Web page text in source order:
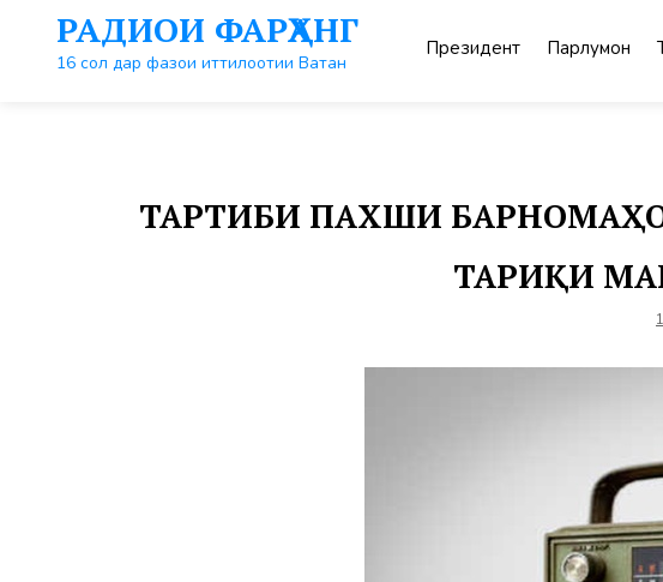
контенту
РАДИОИ ФАРҲАНГ
16 сол дар фазои иттилоотии Ватан
Президент Парлумон
ТАРТИБИ ПАХШИ БАРНОМАҲО
ТАРИҚИ